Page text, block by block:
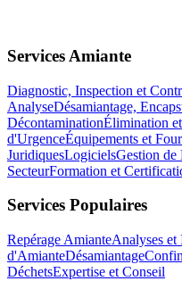
Services Amiante
Diagnostic, Inspection et
AnalyseDésamiantage,
DécontaminationÉlimination
d'UrgenceÉquipements et
JuridiquesLogicielsGestion de
SecteurFormation et
Services Populaires
Repérage AmianteAnalyses et
d'AmianteDésamiantage
DéchetsExpertise et Conseil